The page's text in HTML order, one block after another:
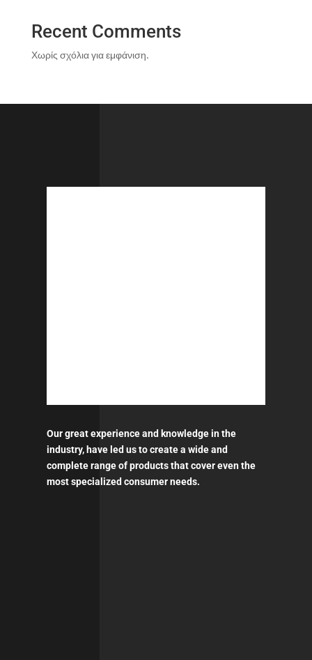
Recent Comments
Χωρίς σχόλια για εμφάνιση.
Our great experience and knowledge in the
industry, have led us to create a wide and
complete range of products that cover even the
most specialized consumer needs.